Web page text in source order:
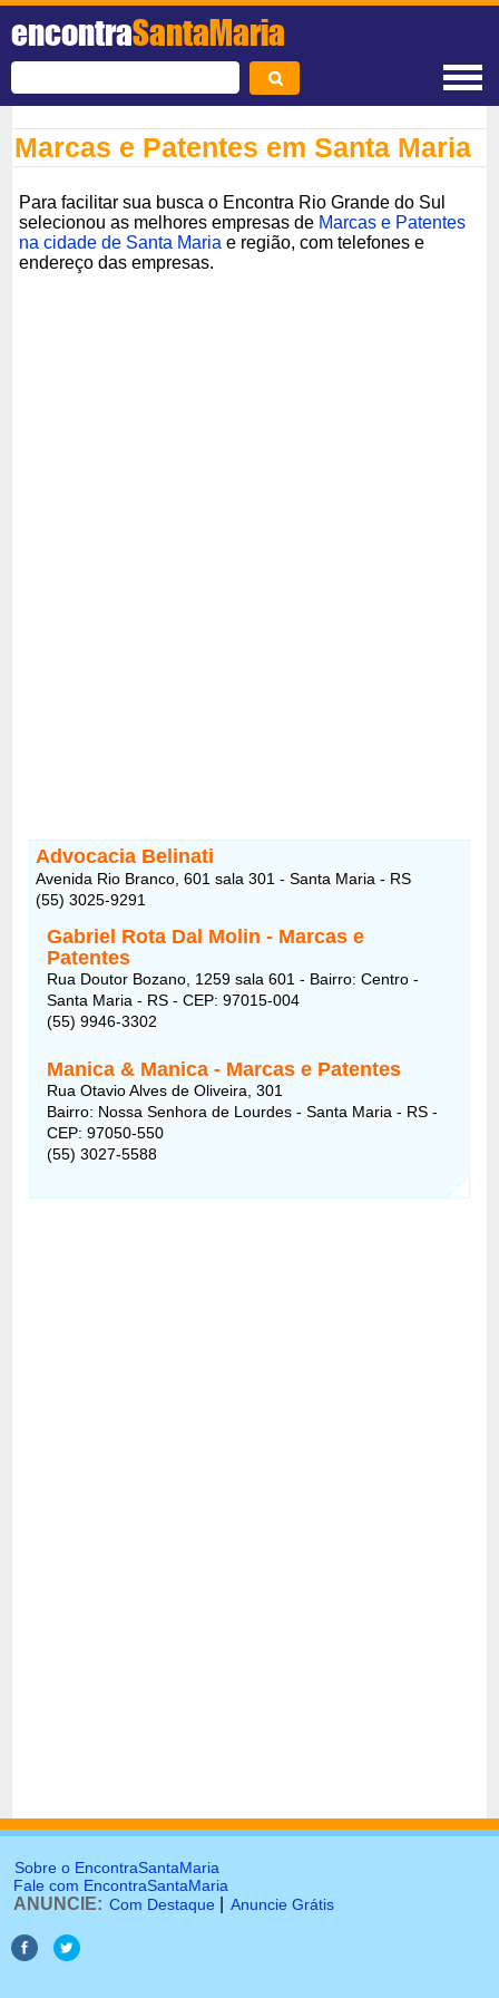
encontraSantaMaria
Marcas e Patentes em Santa Maria
Para facilitar sua busca o Encontra Rio Grande do Sul
selecionou as melhores empresas de Marcas e Patentes
na cidade de Santa Maria e região, com telefones e
endereço das empresas.
Advocacia Belinati
Avenida Rio Branco, 601 sala 301 - Santa Maria - RS
(55) 3025-9291
Gabriel Rota Dal Molin - Marcas e
Patentes
Rua Doutor Bozano, 1259 sala 601 - Bairro: Centro -
Santa Maria - RS - CEP: 97015-004
(55) 9946-3302
Manica & Manica - Marcas e Patentes
Rua Otavio Alves de Oliveira, 301
Bairro: Nossa Senhora de Lourdes - Santa Maria - RS -
CEP: 97050-550
(55) 3027-5588
Sobre o EncontraSantaMaria
Fale com EncontraSantaMaria
ANUNCIE: Com Destaque Anuncie Grátis